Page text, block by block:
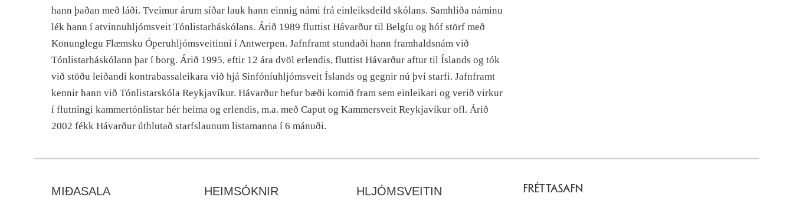
hann þaðan með láði. Tveimur árum síðar lauk hann einnig námi frá einleiksdeild skólans. Samhliða náminu
lék hann í atvinnuhljómsveit Tónlistarháskólans. Árið 1989 fluttist Hávarður til Belgíu og hóf störf með
Konunglegu Flæmsku Óperuhljómsveitinni í Antwerpen. Jafnframt stundaði hann framhaldsnám við
Tónlistarháskólann þar í borg. Árið 1995, eftir 12 ára dvöl erlendis, fluttist Hávarður aftur til Íslands og tók
við stöðu leiðandi kontrabassaleikara við hjá Sinfóníuhljómsveit Íslands og gegnir nú því starfi. Jafnframt
kennir hann við Tónlistarskóla Reykjavíkur. Hávarður hefur bæði komið fram sem einleikari og verið virkur
í flutningi kammertónlistar hér heima og erlendis, m.a. með Caput og Kammersveit Reykjavíkur ofl. Árið
2002 fékk Hávarður úthlutað starfslaunum listamanna í 6 mánuði.
MIÐASALA HEIMSÓKNIR HLJÓMSVEITIN FRÉTTASAFN